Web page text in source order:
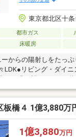
東京都北区十条
都市ガス
床暖房
ーからの陽射しをたっ
LDK●リビング・ダイニ
明るく開放感あふれる
）●玄関の鍵がスマー
ーズボックス●ルーフ
空間●駐車場照明は人
バス「区境」バス停留
板橋４ 1億3,880万
1億3,880万円